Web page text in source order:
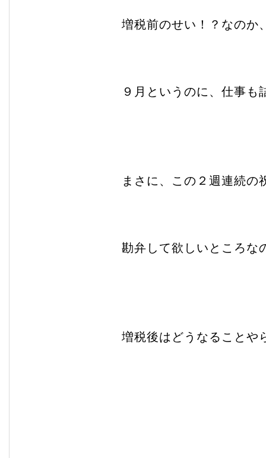
増税前のせい！？なのか
９月というのに、仕事も
まさに、この２週連続の
勘弁して欲しいところな
増税後はどうなることや